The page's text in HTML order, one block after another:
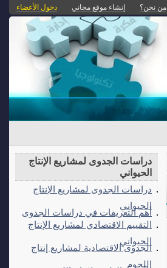
من نحن؟ إنشاء موقع مجاني دخول الأعضاء
دراسات الجدوى لمشاريع الإنتاج
الحيواني
دراسات الجدوى لمشاريع الإنتاج
الحيواني
أهم التعريفات في دراسات الجدوى
التقييم الاقتصادي لمشاريع الإنتاج
الحيواني
الجدوى الاقتصادية لمشاريع إنتاج
اللحوم